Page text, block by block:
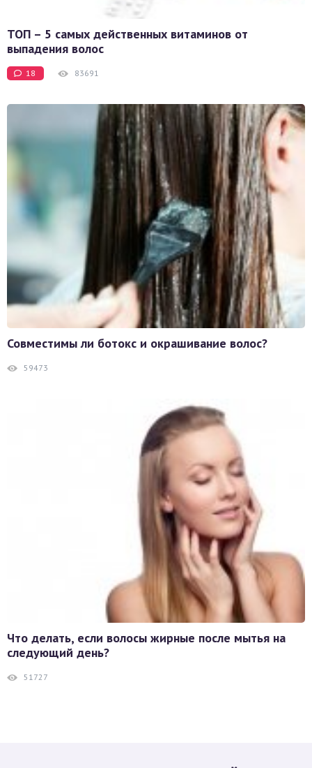
ТОП – 5 самых действенных витаминов от
выпадения волос
18 83691
Совместимы ли ботокс и окрашивание волос?
59473
Что делать, если волосы жирные после мытья на
следующий день?
51727